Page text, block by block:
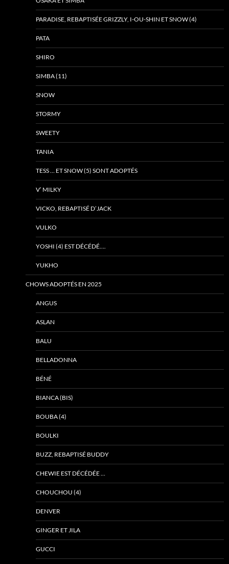
PARADISE, REBAPTISÉE GRIZZLY, I-OU-SHIN ET SNOW (4)
PATA
SHIRO
SIMBA (11)
SNOW
STORMY
SWEETY
TANIA
TESS … ET SNOW (5) SONT ADOPTÉS
V’ MILKY
VICKO, REBAPTISÉ D’JACK
VULKO
YOSHI (4) EST DÉCÉDÉ….
YUKHO
CHOWS ADOPTÉS EN 2025
ANGUS
ASLAN
BALU
BELLADONNA
BÉNÉ
BIANCA (BIS)
BOUBA (4)
BOULKI
BUZZ, REBAPTISÉ BUDDY
CHEWIE EST DÉCÉDÉE …
CHOUCHOU (4)
DENVER
GINGER ET JILA
GUCCI